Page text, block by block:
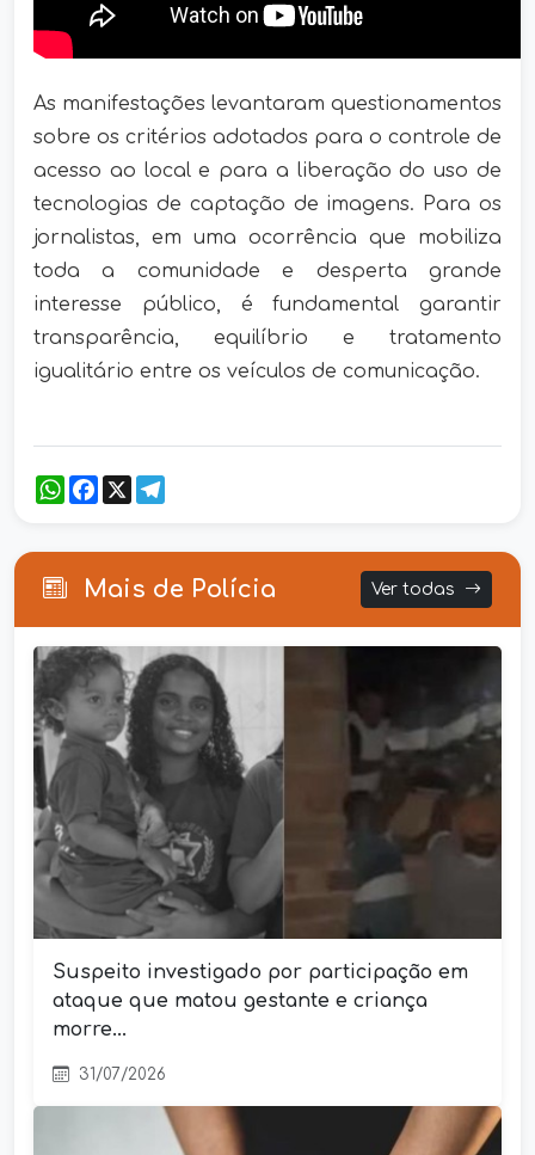
As manifestações levantaram questionamentos
sobre os critérios adotados para o controle de
acesso ao local e para a liberação do uso de
tecnologias de captação de imagens. Para os
jornalistas, em uma ocorrência que mobiliza
toda a comunidade e desperta grande
interesse público, é fundamental garantir
transparência, equilíbrio e tratamento
igualitário entre os veículos de comunicação.
WhatsApp
Facebook
X
Mais de Polícia Ver todas
Suspeito investigado por participação em
ataque que matou gestante e criança
morre...
31/07/2026